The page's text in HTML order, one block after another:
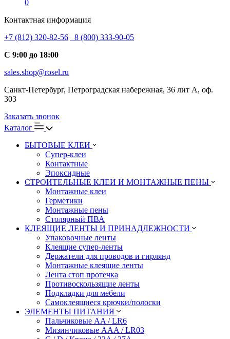
0
Контактная информация
+7 (812) 320-82-56
8 (800) 333-90-05
С 9:00 до 18:00
sales.shop@rosel.ru
Санкт-Петербург, Петроградская набережная, 36 лит А, оф.
303
Заказать звонок
Каталог
БЫТОВЫЕ КЛЕИ
Супер-клеи
Контактные
Эпоксидные
СТРОИТЕЛЬНЫЕ КЛЕИ И МОНТАЖНЫЕ ПЕНЫ
Монтажные клеи
Герметики
Монтажные пены
Столярный ПВА
КЛЕЯЩИЕ ЛЕНТЫ И ПРИНАДЛЕЖНОСТИ
Упаковочные ленты
Клеящие супер-ленты
Держатели для проводов и гирлянд
Монтажные клеящие ленты
Лента стоп протечка
Противоскользящие ленты
Подкладки для мебели
Самоклеящиеся крючки/полоски
ЭЛЕМЕНТЫ ПИТАНИЯ
Пальчиковые AA / LR6
Мизинчиковые AAA / LR03